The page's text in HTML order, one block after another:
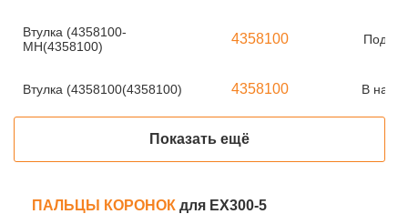
Втулка (4358100-
MH(4358100)
4358100 Под
Втулка (4358100(4358100) 4358100 В
Показать ещё
ПАЛЬЦЫ КОРОНОК для EX300-5